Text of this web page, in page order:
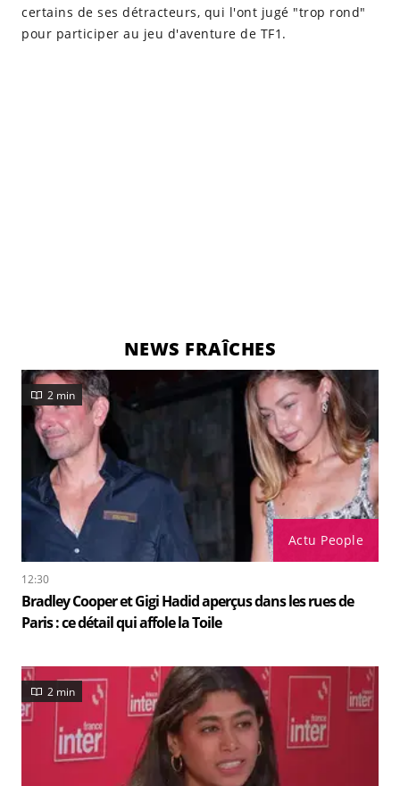
certains de ses détracteurs, qui l'ont jugé "trop rond"
pour participer au jeu d'aventure de TF1.
NEWS FRAÎCHES
Actu People
2 min
12:30
Bradley Cooper et Gigi Hadid aperçus dans les rues de
Paris : ce détail qui affole la Toile
2 min